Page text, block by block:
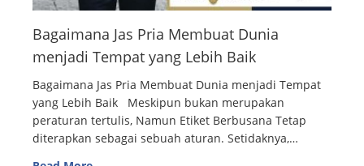
Bagaimana Jas Pria Membuat Dunia
menjadi Tempat yang Lebih Baik
Bagaimana Jas Pria Membuat Dunia menjadi Tempat
yang Lebih Baik Meskipun bukan merupakan
peraturan tertulis, Namun Etiket Berbusana Tetap
diterapkan sebagai sebuah aturan. Setidaknya,…